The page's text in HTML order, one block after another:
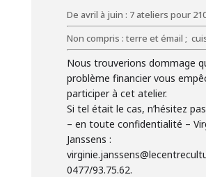
De avril à juin : 7 ateliers pour
Non compris : terre et émail ;
Nous trouverions dommage
problème financier vous
participer à cet atelier.
Si tel était le cas, n’hésitez
– en toute confidentialité –
Janssens :
0477/93.75.62.